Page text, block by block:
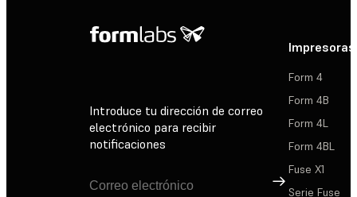
Introduce tu dirección de correo
electrónico para recibir
notificaciones
Suscribirse
Impresoras
Form 4
Form 4B
Form 4L
Form 4BL
Fuse X1
Serie Fuse